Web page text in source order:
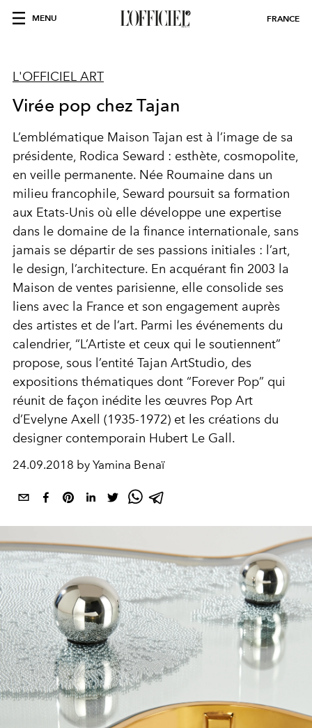
MENU FRANCE
L'OFFICIEL ART
Virée pop chez Tajan
L’emblématique Maison Tajan est à l’image de sa
présidente, Rodica Seward : esthète, cosmopolite,
en veille permanente. Née Roumaine dans un
milieu francophile, Seward poursuit sa formation
aux Etats-Unis où elle développe une expertise
dans le domaine de la finance internationale, sans
jamais se départir de ses passions initiales : l’art,
le design, l’architecture. En acquérant fin 2003 la
Maison de ventes parisienne, elle consolide ses
liens avec la France et son engagement auprès
des artistes et de l’art. Parmi les événements du
calendrier, “L’Artiste et ceux qui le soutiennent”
propose, sous l’entité Tajan ArtStudio, des
expositions thématiques dont “Forever Pop” qui
réunit de façon inédite les œuvres Pop Art
d’Evelyne Axell (1935-1972) et les créations du
designer contemporain Hubert Le Gall.
24.09.2018 by Yamina Benaï